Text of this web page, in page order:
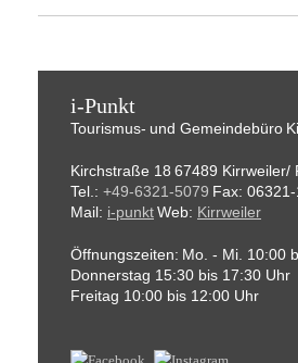
i-Punkt
Tourismus- und Gemeindebüro
Kirchstraße 18 67489 Kirrweiler/
Tel.: +49-6321-5079 Fax:
Mail: i-punktWeb: Kirrweiler
Öffnungszeiten: Mo. - Mi. 10:00
Donnerstag 15:30 bis 17:30 Uhr
Freitag 10:00 bis 12:00 Uhr